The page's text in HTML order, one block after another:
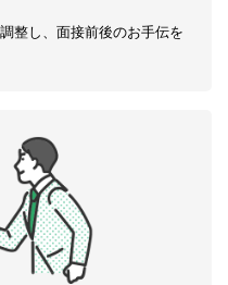
整し、面接前後のお手伝を